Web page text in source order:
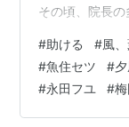
その頃、院長
が、実際はもっ
自由になって退
かどうかはわか
義を見出した
#助ける #風
#魚住セツ #
#永田フユ #